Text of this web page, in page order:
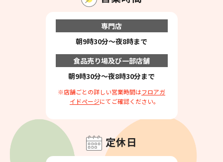
専門店
朝9時30分～夜8時まで
食品売り場及び一部店舗
朝9時30分～夜8時30分まで
※店舗ごとの詳しい営業時間はフロアガ
イドページにてご確認ください。
定休日